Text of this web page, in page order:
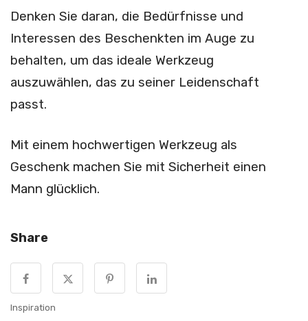
Denken Sie daran, die Bedürfnisse und
Interessen des Beschenkten im Auge zu
behalten, um das ideale Werkzeug
auszuwählen, das zu seiner Leidenschaft
passt.
Mit einem hochwertigen Werkzeug als
Geschenk machen Sie mit Sicherheit einen
Mann glücklich.
Share
Inspiration